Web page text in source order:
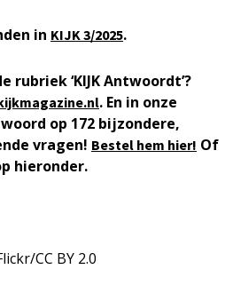
in KIJK 3/2025.
rubriek ‘KIJK Antwoordt’?
. En in onze
op 172 bijzondere,
vragen! Bestel hem hier! Of
hieronder.
CC BY 2.0